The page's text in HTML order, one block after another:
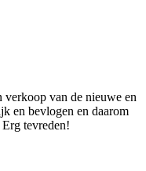
verkoop van de nieuwe en
en bevlogen en daarom
tevreden!